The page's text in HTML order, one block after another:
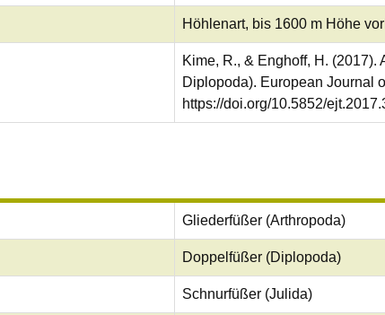
Höhlenart, bis 1600 m Höhe
Kime, R., & Enghoff, H.
Diplopoda). European Journal
https://doi.org/10.5852/
Gliederfüßer (Arthropoda)
Doppelfüßer (Diplopoda)
Schnurfüßer (Julida)